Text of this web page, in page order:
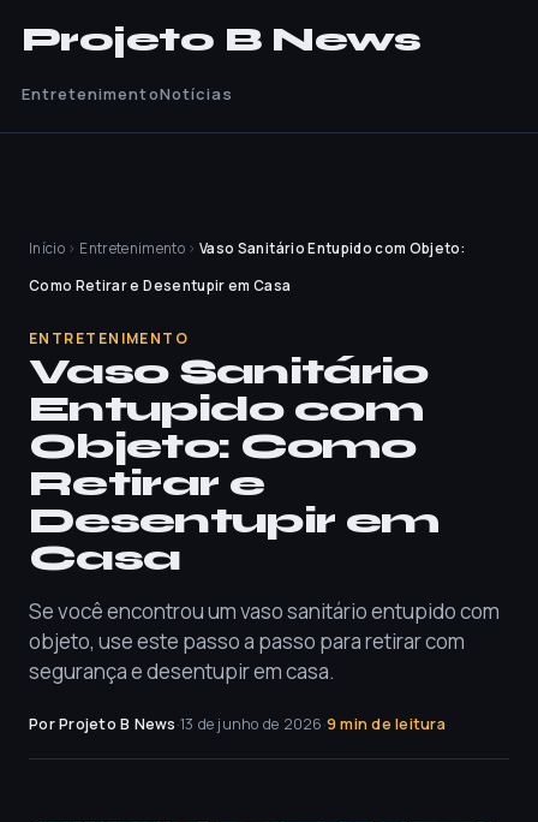
Projeto B News
EntretenimentoNotícias
Início › Entretenimento › Vaso Sanitário Entupido com Objeto:
Como Retirar e Desentupir em Casa
ENTRETENIMENTO
Vaso Sanitário
Entupido com
Objeto: Como
Retirar e
Desentupir em
Casa
Se você encontrou um vaso sanitário entupido com
objeto, use este passo a passo para retirar com
segurança e desentupir em casa.
Por Projeto B News·13 de junho de 2026·9 min de leitura